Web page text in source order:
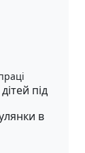
під
в